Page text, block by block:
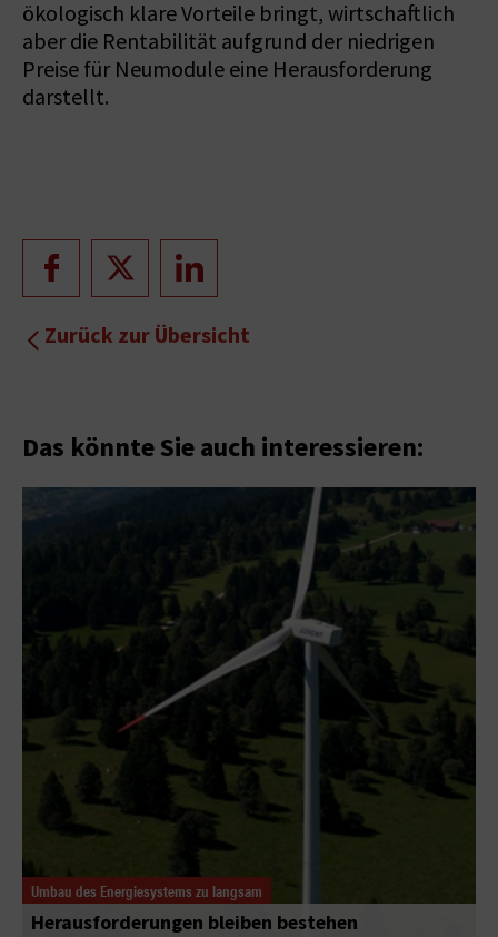
ökologisch klare Vorteile bringt, wirtschaftlich
aber die Rentabilität aufgrund der niedrigen
Preise für Neumodule eine Herausforderung
darstellt.
Zurück zur Übersicht
Das könnte Sie auch interessieren:
Umbau des Energiesystems zu langsam
Herausforderungen bleiben bestehen